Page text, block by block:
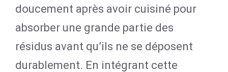
doucement après avoir cuisiné pour
absorber une grande partie des
résidus avant qu’ils ne se déposent
durablement. En intégrant cette